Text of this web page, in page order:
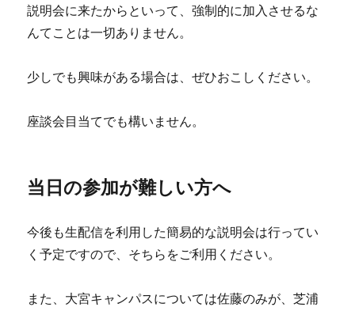
説明会に来たからといって、強制的に加入させるな
んてことは一切ありません。
少しでも興味がある場合は、ぜひおこしください。
座談会目当てでも構いません。
当日の参加が難しい方へ
今後も生配信を利用した簡易的な説明会は行ってい
く予定ですので、そちらをご利用ください。
また、大宮キャンパスについては佐藤のみが、芝浦